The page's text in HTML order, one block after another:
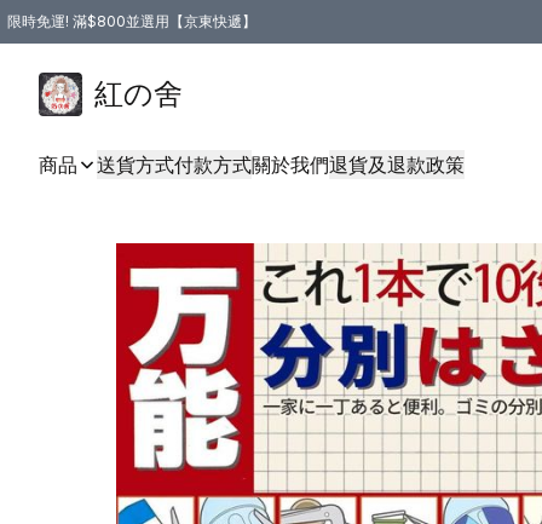
限時免運! 滿$800並選用【京東快遞】
紅の舍
商品 送貨方式付款方式關於我們退貨及退款政策